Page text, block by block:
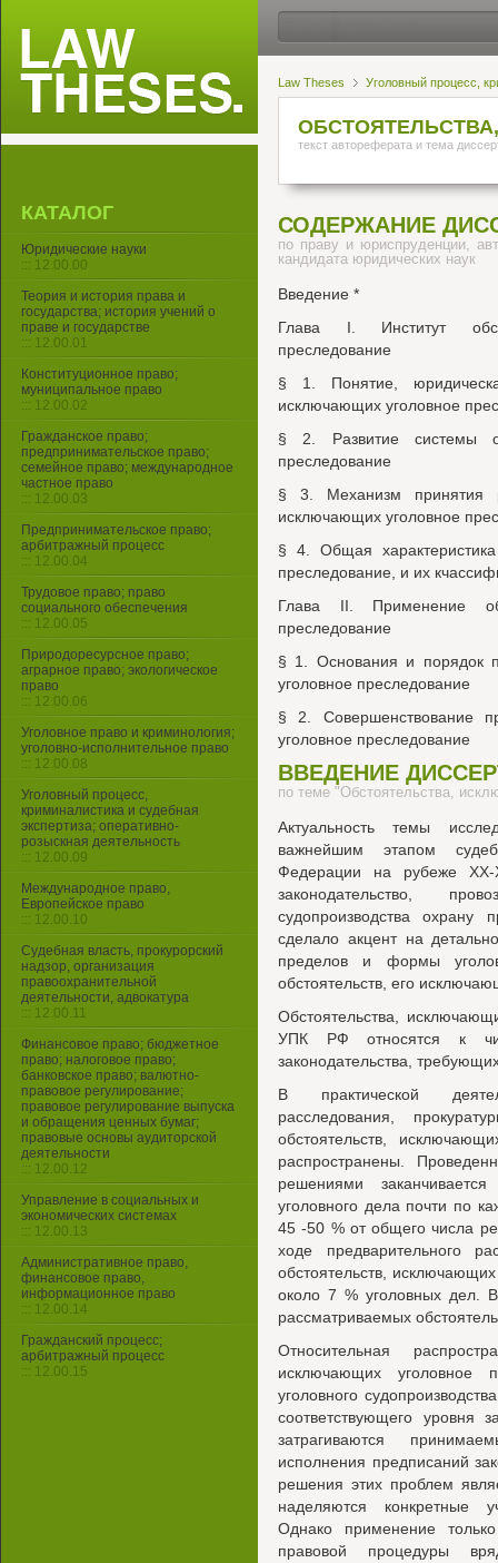
Law Theses Уголовный процесс,
текст автореферата и тема
СОДЕРЖАНИЕ
по праву и юриспруденции,
кандидата юридических наук
Введение *
Глава I. Институт
преследование
§ 1. Понятие,
исключающих уголовное
§ 2. Развитие системы
преследование
§ 3. Механизм принятия
исключающих уголовное
§ 4. Общая характеристика
преследование, и их
Глава II. Применение
преследование
§ 1. Основания и порядок
уголовное преследование
§ 2. Совершенствование
уголовное преследование
ВВЕДЕНИЕ
по теме "Обстоятельства,
Актуальность темы
важнейшим этапом
Федерации на рубеже XX-
законодательство,
судопроизводства
сделало акцент на
пределов и формы
обстоятельств, его
Обстоятельства,
УПК РФ относятся к
законодательства,
В практической
расследования,
обстоятельств,
распространены.
решениями
уголовного дела почти по
45 -50 % от общего числа
ходе предварительного
обстоятельств,
около 7 % уголовных дел.
рассматриваемых
Относительная
исключающих уголовное
уголовного
соответствующего уровня
затрагиваются
исполнения предписаний
решения этих проблем
наделяются конкретные
Однако применение
правовой процедуры
КАТАЛОГ
Юридические науки
::: 12.00.00
Теория и история права и
государства; история учений о
праве и государстве
::: 12.00.01
Конституционное право;
муниципальное право
::: 12.00.02
Гражданское право;
предпринимательское право;
семейное право; международное
частное право
::: 12.00.03
Предпринимательское право;
арбитражный процесс
::: 12.00.04
Трудовое право; право
социального обеспечения
::: 12.00.05
Природоресурсное право;
аграрное право; экологическое
право
::: 12.00.06
Уголовное право и криминология;
уголовно-исполнительное право
::: 12.00.08
Уголовный процесс,
криминалистика и судебная
экспертиза; оперативно-
розыскная деятельность
::: 12.00.09
Международное право,
Европейское право
::: 12.00.10
Судебная власть, прокурорский
надзор, организация
правоохранительной
деятельности, адвокатура
::: 12.00.11
Финансовое право; бюджетное
право; налоговое право;
банковское право; валютно-
правовое регулирование;
правовое регулирование выпуска
и обращения ценных бумаг;
правовые основы аудиторской
деятельности
::: 12.00.12
Управление в социальных и
экономических системах
::: 12.00.13
Административное право,
финансовое право,
информационное право
::: 12.00.14
Гражданский процесс;
арбитражный процесс
::: 12.00.15